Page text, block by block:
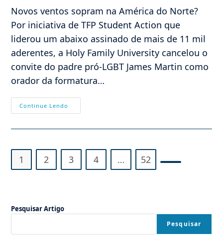
Novos ventos sopram na América do Norte?
Por iniciativa de TFP Student Action que
liderou um abaixo assinado de mais de 11 mil
aderentes, a Holy Family University cancelou o
convite do padre pró-LGBT James Martin como
orador da formatura…
Continue Lendo
Americana
Petição:
Martin
É
Cancelado
1 2 3 4 … 52
Pesquisar Artigo
Pesquisar